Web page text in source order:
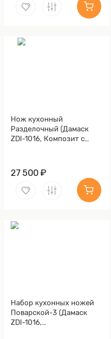
Нож кухонный
Разделочный (Дамаск
ZDI-1016, Композит с
27 500 ₽
Набор кухонных ножей
Поварской-3 (Дамаск
ZDI-1016,